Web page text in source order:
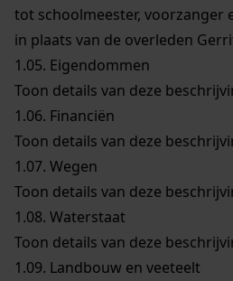
tot schoolmeester, voorzanger
in plaats van de overleden
1.05. Eigendommen
Toon details van deze
1.06. Financiën
Toon details van deze
1.07. Wegen
Toon details van deze
1.08. Waterstaat
Toon details van deze
1.09. Landbouw en veeteelt